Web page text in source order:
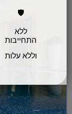
🛡️
ללא
התחייבות
וללא עלות